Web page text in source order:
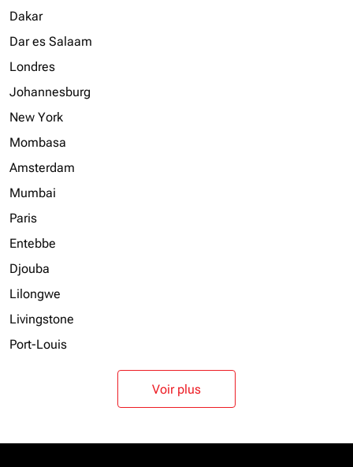
Dakar
Dar es Salaam
Londres
Johannesburg
New York
Mombasa
Amsterdam
Mumbai
Paris
Entebbe
Djouba
Lilongwe
Livingstone
Port-Louis
Voir plus